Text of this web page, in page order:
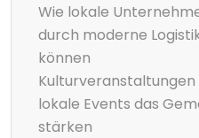
Wie lokale
durch moderne
können
Kulturveranstaltungen
lokale Events das
stärken